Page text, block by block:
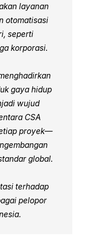
layanan
otomatisasi
seperti
korporasi.
gaya hidup
wujud
CSA
proyek—
global.
terhadap
pelopor